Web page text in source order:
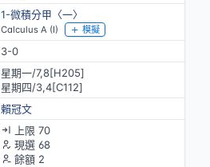
1-微積分甲〈一〉
Calculus A (I) 模擬
3-0
星期一/7,8[H205]
星期四/3,4[C112]
賴冠文
上限 70
現選 68
餘額 2